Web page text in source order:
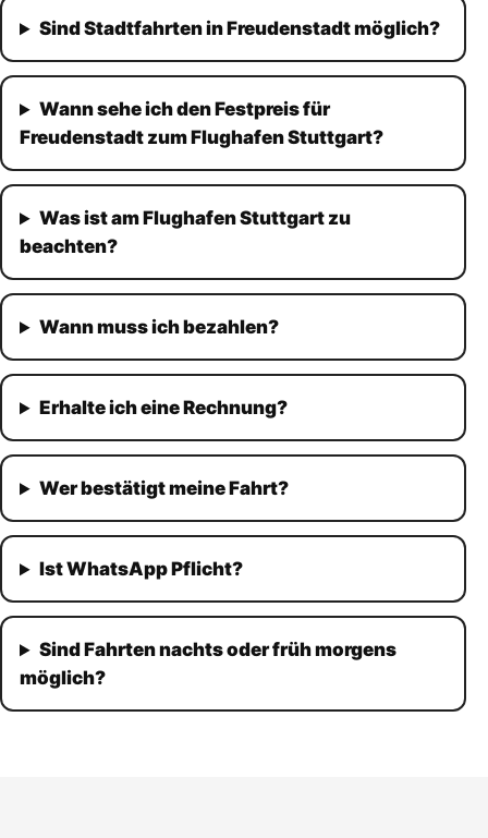
Sind Stadtfahrten in Freudenstadt möglich?
Wann sehe ich den Festpreis für
Freudenstadt zum Flughafen Stuttgart?
Was ist am Flughafen Stuttgart zu
beachten?
Wann muss ich bezahlen?
Erhalte ich eine Rechnung?
Wer bestätigt meine Fahrt?
Ist WhatsApp Pflicht?
Sind Fahrten nachts oder früh morgens
möglich?